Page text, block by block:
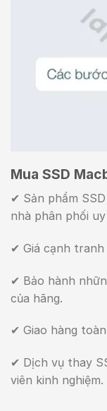
Mua SSD
✔ Sản phẩm
nhà phân phối
✔ Giá cạnh
✔ Bảo hành
của hãng.
✔ Giao hàng
✔ Dịch vụ thay
viên kinh nghiệm.